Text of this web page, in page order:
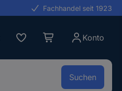
Fachhandel seit 1923
Konto
Suchen